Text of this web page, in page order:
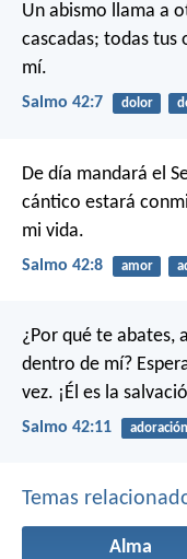
Un abismo llama a
cascadas; todas tus
mí.
Salmo 42:7 dolor
De día mandará el
cántico estará
mi vida.
Salmo 42:8 amor
¿Por qué te abates,
dentro de mí?
vez. ¡Él es la
Salmo 42:11 adoración
Temas
Alma